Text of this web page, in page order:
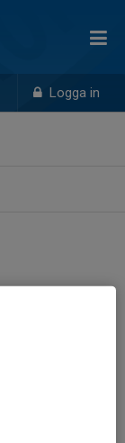
Logga in